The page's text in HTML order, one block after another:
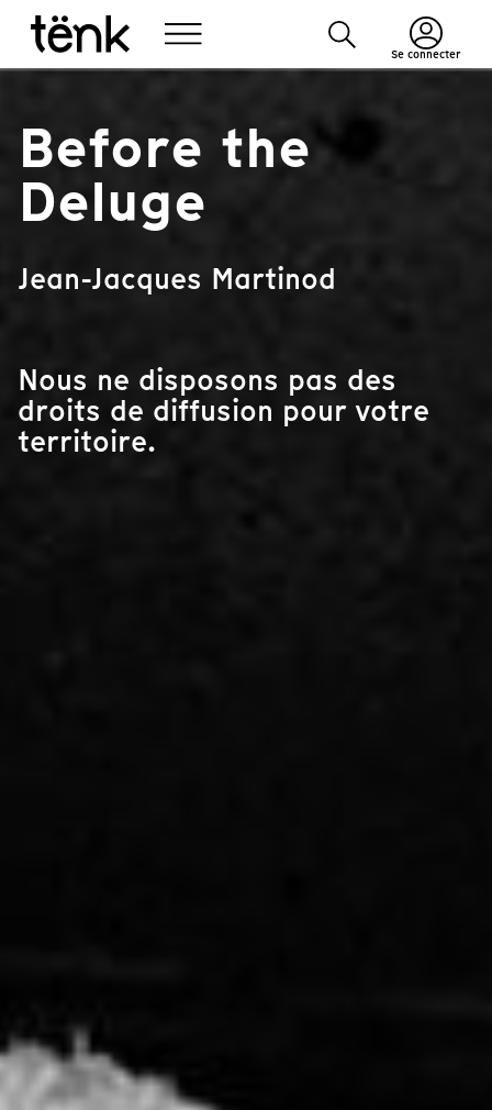
Se connecter
Before the
Deluge
Jean-Jacques Martinod
Nous ne disposons pas des
droits de diffusion pour votre
territoire.